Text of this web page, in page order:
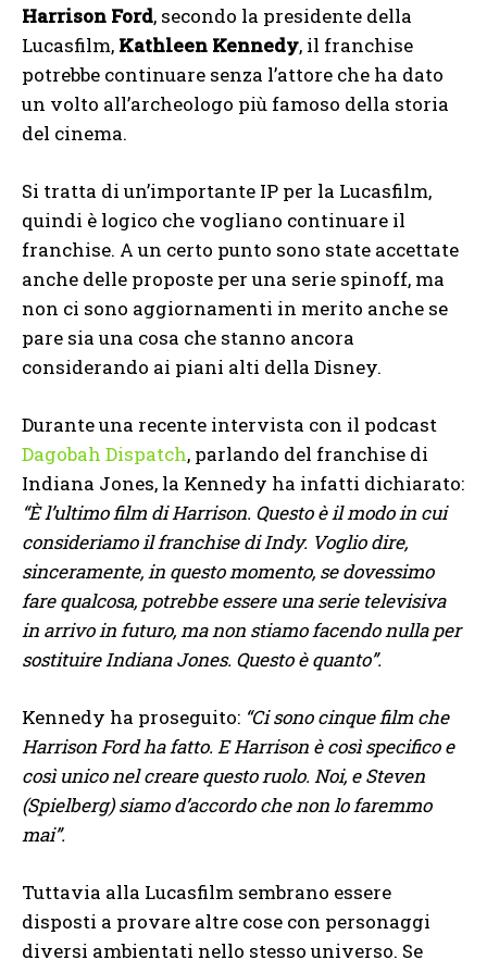
Harrison Ford, secondo la presidente della
Lucasfilm, Kathleen Kennedy, il franchise
potrebbe continuare senza l’attore che ha dato
un volto all’archeologo più famoso della storia
del cinema.
Si tratta di un’importante IP per la Lucasfilm,
quindi è logico che vogliano continuare il
franchise. A un certo punto sono state accettate
anche delle proposte per una serie spinoff, ma
non ci sono aggiornamenti in merito anche se
pare sia una cosa che stanno ancora
considerando ai piani alti della Disney.
Durante una recente intervista con il podcast
Dagobah Dispatch, parlando del franchise di
Indiana Jones, la Kennedy ha infatti dichiarato:
“È l’ultimo film di Harrison. Questo è il modo in cui
consideriamo il franchise di Indy. Voglio dire,
sinceramente, in questo momento, se dovessimo
fare qualcosa, potrebbe essere una serie televisiva
in arrivo in futuro, ma non stiamo facendo nulla per
sostituire Indiana Jones. Questo è quanto”.
Kennedy ha proseguito: “Ci sono cinque film che
Harrison Ford ha fatto. E Harrison è così specifico e
così unico nel creare questo ruolo. Noi, e Steven
(Spielberg) siamo d’accordo che non lo faremmo
mai”.
Tuttavia alla Lucasfilm sembrano essere
disposti a provare altre cose con personaggi
diversi ambientati nello stesso universo. Se